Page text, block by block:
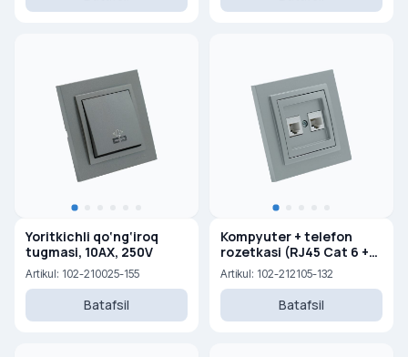
Yoritkichli qo‘ng‘iroq
tugmasi, 10AX, 250V
Artikul: 102-210025-155
Batafsil
Kompyuter + telefon
rozetkasi (RJ45 Cat 6 +
RJ45 Cat 3)
Artikul: 102-212105-132
Batafsil